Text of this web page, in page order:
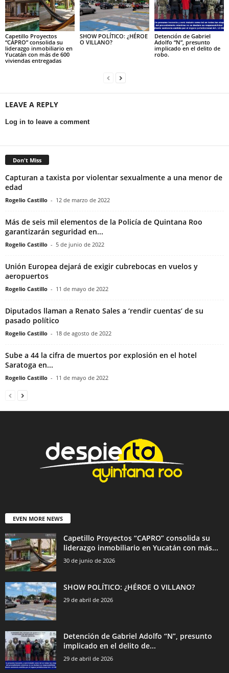
Capetillo Proyectos
“CAPRO” consolida su
liderazgo inmobiliario en
Yucatán con más de 600
viviendas entregadas
SHOW POLÍTICO: ¿HÉROE
O VILLANO?
Detención de Gabriel
Adolfo “N”, presunto
implicado en el delito de
robo.
LEAVE A REPLY
Log in to leave a comment
Don't Miss
Capturan a taxista por violentar sexualmente a una menor de
edad
Rogelio Castillo - 12 de marzo de 2022
Más de seis mil elementos de la Policía de Quintana Roo
garantizarán seguridad en...
Rogelio Castillo - 5 de junio de 2022
Unión Europea dejará de exigir cubrebocas en vuelos y
aeropuertos
Rogelio Castillo - 11 de mayo de 2022
Diputados llaman a Renato Sales a ‘rendir cuentas’ de su
pasado político
Rogelio Castillo - 18 de agosto de 2022
Sube a 44 la cifra de muertos por explosión en el hotel
Saratoga en...
Rogelio Castillo - 11 de mayo de 2022
EVEN MORE NEWS
Capetillo Proyectos “CAPRO” consolida su
liderazgo inmobiliario en Yucatán con más...
30 de junio de 2026
SHOW POLÍTICO: ¿HÉROE O VILLANO?
29 de abril de 2026
Detención de Gabriel Adolfo “N”, presunto
implicado en el delito de...
29 de abril de 2026